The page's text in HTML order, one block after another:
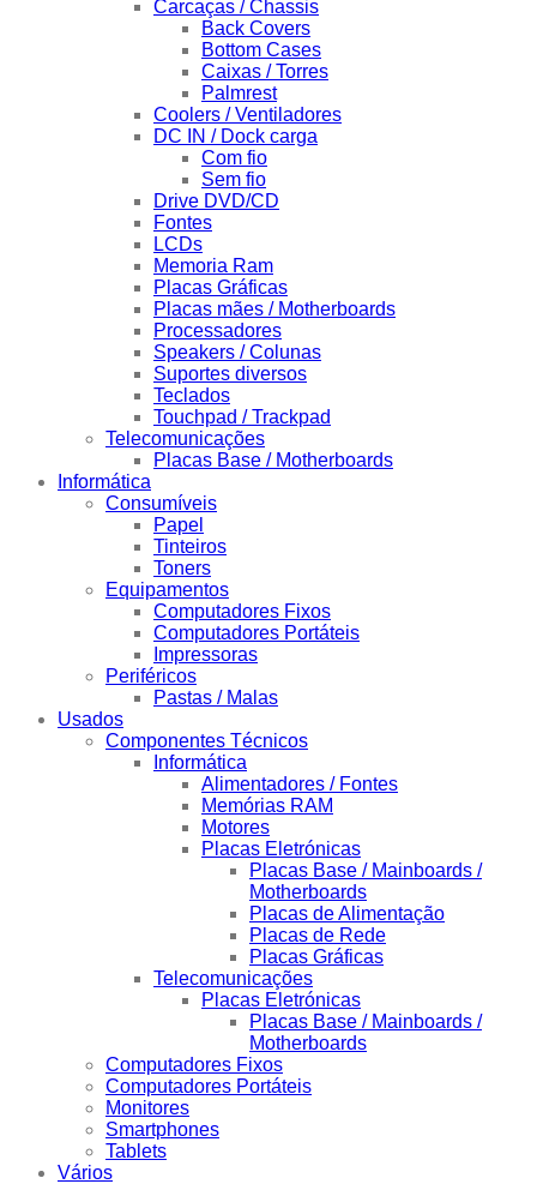
Carcaças / Chassis
Back Covers
Bottom Cases
Caixas / Torres
Palmrest
Coolers / Ventiladores
DC IN / Dock carga
Com fio
Sem fio
Drive DVD/CD
Fontes
LCDs
Memoria Ram
Placas Gráficas
Placas mães / Motherboards
Processadores
Speakers / Colunas
Suportes diversos
Teclados
Touchpad / Trackpad
Telecomunicações
Placas Base / Motherboards
Informática
Consumíveis
Papel
Tinteiros
Toners
Equipamentos
Computadores Fixos
Computadores Portáteis
Impressoras
Periféricos
Pastas / Malas
Usados
Componentes Técnicos
Informática
Alimentadores / Fontes
Memórias RAM
Motores
Placas Eletrónicas
Placas Base / Mainboards /
Motherboards
Placas de Alimentação
Placas de Rede
Placas Gráficas
Telecomunicações
Placas Eletrónicas
Placas Base / Mainboards /
Motherboards
Computadores Fixos
Computadores Portáteis
Monitores
Smartphones
Tablets
Vários